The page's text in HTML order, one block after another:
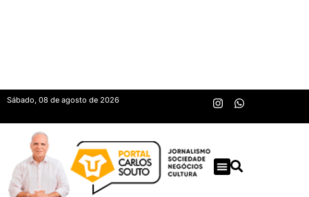
Sábado, 08 de agosto de 2026